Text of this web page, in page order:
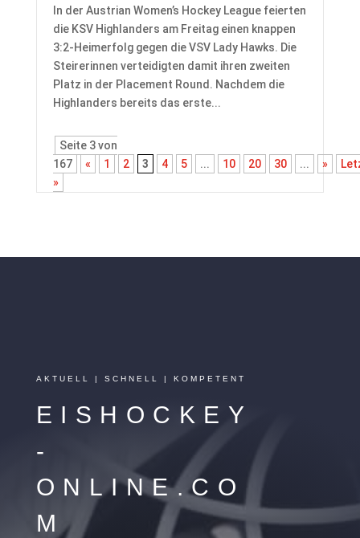
In der Austrian Women’s Hockey League feierten
die KSV Highlanders am Freitag einen knappen
3:2-Heimerfolg gegen die VSV Lady Hawks. Die
Steirerinnen verteidigten damit ihren zweiten
Platz in der Placement Round. Nachdem die
Highlanders bereits das erste...
Seite 3 von
167
« 1 2 3 4 5 ... 10 20 30 ... »
»
AKTUELL | SCHNELL | KOMPETENT
EISHOCKEY
-
ONLINE.CO
M